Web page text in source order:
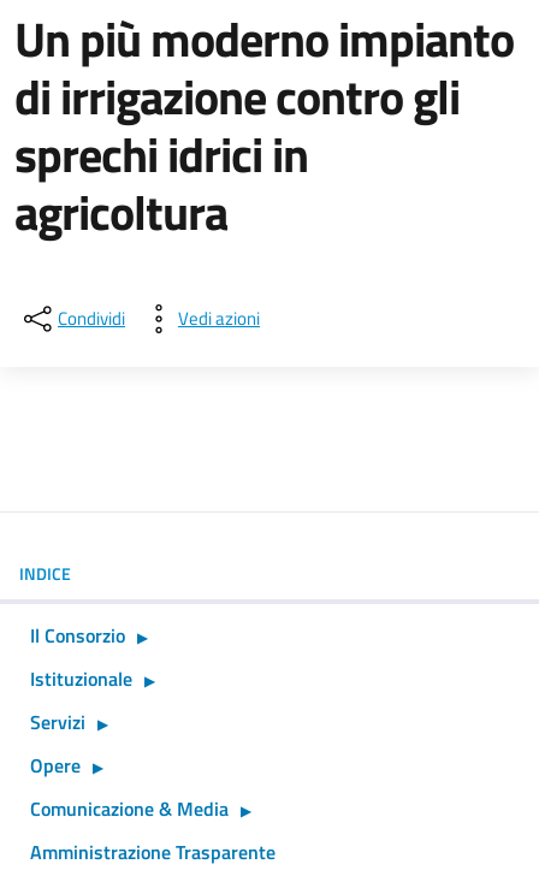
Un più moderno impianto
di irrigazione contro gli
sprechi idrici in
agricoltura
Condividi Vedi azioni
INDICE
Il Consorzio
Istituzionale
Servizi
Opere
Comunicazione & Media
Amministrazione Trasparente